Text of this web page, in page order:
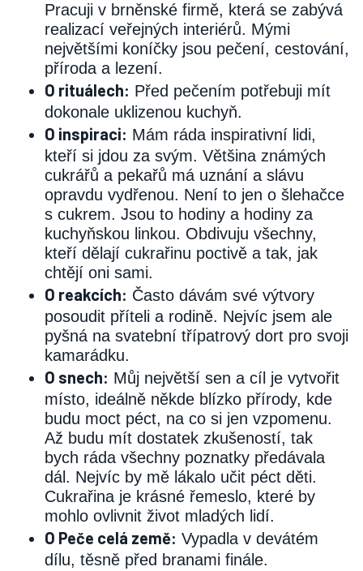
Pracuji v brněnské firmě, která se zabývá
realizací veřejných interiérů. Mými
největšími koníčky jsou pečení, cestování,
příroda a lezení.
O rituálech: Před pečením potřebuji mít
dokonale uklizenou kuchyň.
O inspiraci: Mám ráda inspirativní lidi,
kteří si jdou za svým. Většina známých
cukrářů a pekařů má uznání a slávu
opravdu vydřenou. Není to jen o šlehačce
s cukrem. Jsou to hodiny a hodiny za
kuchyňskou linkou. Obdivuju všechny,
kteří dělají cukrařinu poctivě a tak, jak
chtějí oni sami.
O reakcích: Často dávám své výtvory
posoudit příteli a rodině. Nejvíc jsem ale
pyšná na svatební třípatrový dort pro svoji
kamarádku.
O snech: Můj největší sen a cíl je vytvořit
místo, ideálně někde blízko přírody, kde
budu moct péct, na co si jen vzpomenu.
Až budu mít dostatek zkušeností, tak
bych ráda všechny poznatky předávala
dál. Nejvíc by mě lákalo učit péct děti.
Cukrařina je krásné řemeslo, které by
mohlo ovlivnit život mladých lidí.
O Peče celá země: Vypadla v devátém
dílu, těsně před branami finále.